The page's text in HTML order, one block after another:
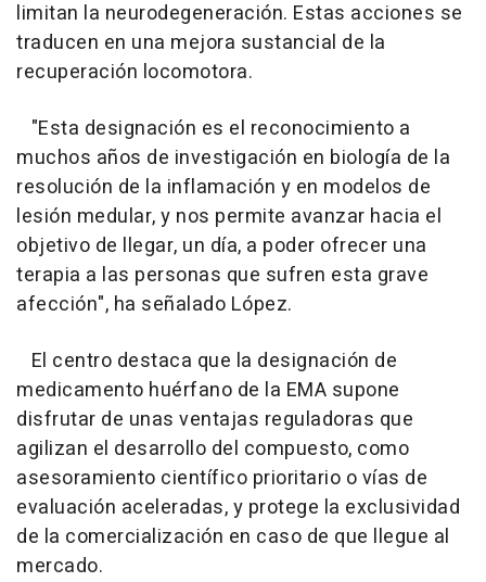
limitan la neurodegeneración. Estas acciones se
traducen en una mejora sustancial de la
recuperación locomotora.
"Esta designación es el reconocimiento a
muchos años de investigación en biología de la
resolución de la inflamación y en modelos de
lesión medular, y nos permite avanzar hacia el
objetivo de llegar, un día, a poder ofrecer una
terapia a las personas que sufren esta grave
afección", ha señalado López.
El centro destaca que la designación de
medicamento huérfano de la EMA supone
disfrutar de unas ventajas reguladoras que
agilizan el desarrollo del compuesto, como
asesoramiento científico prioritario o vías de
evaluación aceleradas, y protege la exclusividad
de la comercialización en caso de que llegue al
mercado.